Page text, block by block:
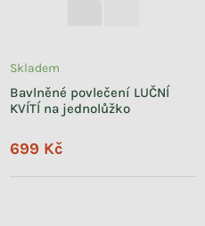
Bavlněné povlečení LUČNÍ
KVÍTÍ na jednolůžko
Skladem
699 Kč